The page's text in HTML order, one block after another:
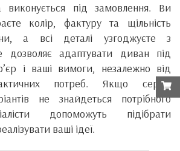
під замовлення. Ви
колір, фактуру та щільність
а всі деталі узгоджуєте з
адаптувати диван під
і ваші вимоги, незалежно від
потреб. Якщо серед
не знайдеться потрібного
допоможуть підібрати
ваші ідеї.